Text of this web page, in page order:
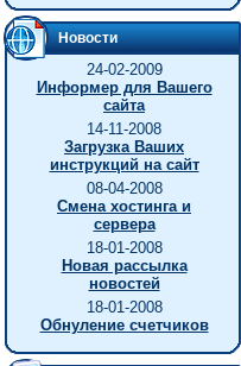
Новости
24-02-2009
Информер для Вашего
сайта
14-11-2008
Загрузка Ваших
инструкций на сайт
08-04-2008
Смена хостинга и
сервера
18-01-2008
Новая рассылка
новостей
18-01-2008
Обнуление счетчиков